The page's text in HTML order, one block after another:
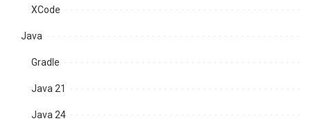
XCode
Java
Gradle
Java 21
Java 24